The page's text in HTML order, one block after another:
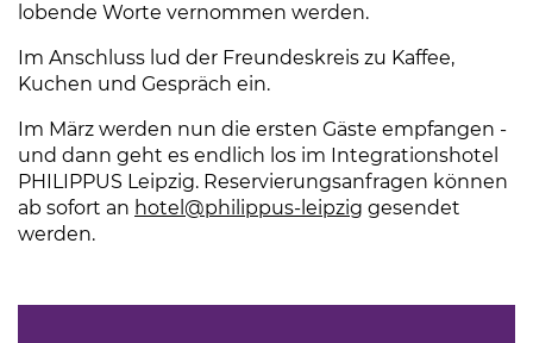
lobende Worte vernommen werden.
Im Anschluss lud der Freundeskreis zu Kaffee,
Kuchen und Gespräch ein.
Im März werden nun die ersten Gäste empfangen -
und dann geht es endlich los im Integrationshotel
PHILIPPUS Leipzig. Reservierungsanfragen können
ab sofort an hotel @philippus-leipzig gesendet
werden.